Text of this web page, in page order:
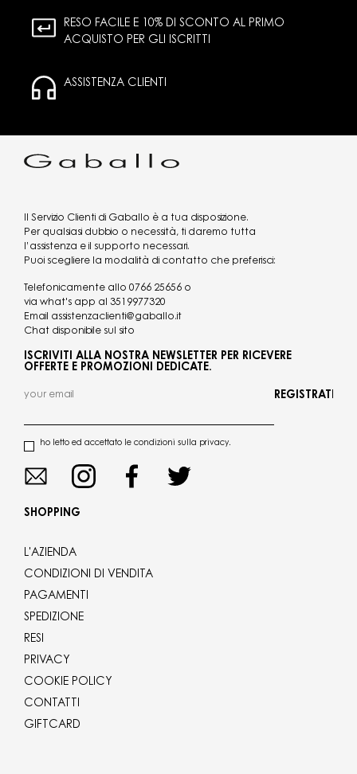
RESO FACILE E 10% DI SCONTO AL PRIMO
ACQUISTO PER GLI ISCRITTI
ASSISTENZA CLIENTI
Il Servizio Clienti di Gaballo è a tua disposizione.
Per qualsiasi dubbio o necessità, ti daremo tutta
l’assistenza e il supporto necessari.
Puoi scegliere la modalità di contatto che preferisci:
Telefonicamente allo 0766 25656 o
via what's app al 3519977320
Email assistenzaclienti@gaballo.it
Chat disponibile sul sito
ISCRIVITI ALLA NOSTRA NEWSLETTER PER RICEVERE
OFFERTE E PROMOZIONI DEDICATE.
ho letto ed accettato le condizioni sulla privacy.
REGISTRATI
SHOPPING
L'AZIENDA
CONDIZIONI DI VENDITA
PAGAMENTI
SPEDIZIONE
RESI
PRIVACY
COOKIE POLICY
CONTATTI
GIFTCARD